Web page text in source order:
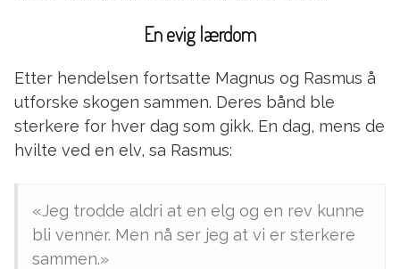
En evig lærdom
Etter hendelsen fortsatte Magnus og Rasmus å
utforske skogen sammen. Deres bånd ble
sterkere for hver dag som gikk. En dag, mens de
hvilte ved en elv, sa Rasmus:
«Jeg trodde aldri at en elg og en rev kunne
bli venner. Men nå ser jeg at vi er sterkere
sammen.»